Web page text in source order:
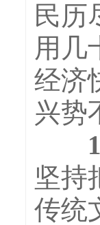
民历
用几
经济
兴势
坚持
传统